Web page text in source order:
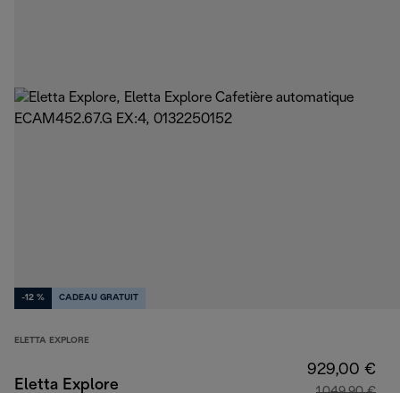
-12 % CADEAU GRATUIT
ELETTA EXPLORE
Eletta Explore
929,00 €